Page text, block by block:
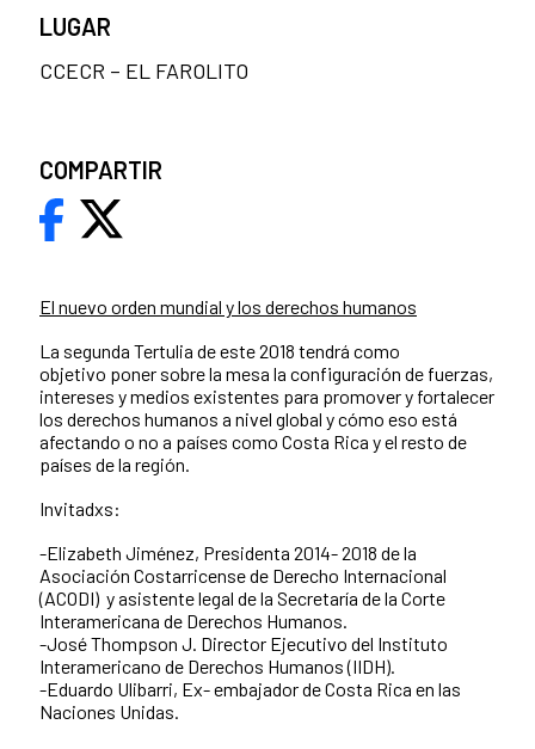
El nuevo orden mundial y los derechos humanos
La segunda Tertulia de este 2018 tendrá como
objetivo poner sobre la mesa la configuración de fuerzas,
intereses y medios existentes para promover y fortalecer
los derechos humanos a nivel global y cómo eso está
afectando o no a países como Costa Rica y el resto de
países de la región.
Invitadxs:
-Elizabeth Jiménez, Presidenta 2014- 2018 de la
Asociación Costarricense de Derecho Internacional
(ACODI) y asistente legal de la Secretaría de la Corte
Interamericana de Derechos Humanos.
-José Thompson J. Director Ejecutivo del Instituto
Interamericano de Derechos Humanos (IIDH).
-Eduardo Ulibarri, Ex- embajador de Costa Rica en las
Naciones Unidas.
LUGAR
CCECR – EL FAROLITO
COMPARTIR